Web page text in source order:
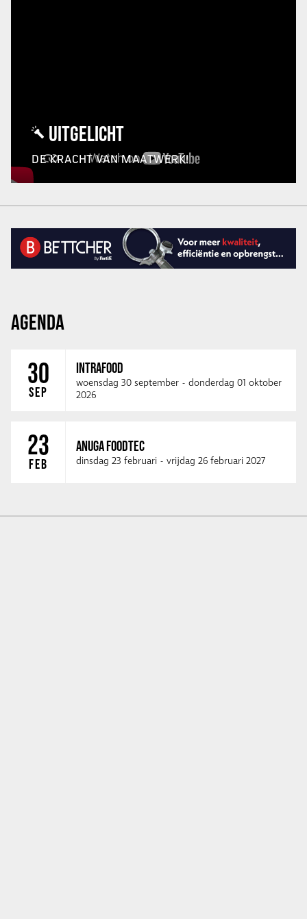
UITGELICHT
DE KRACHT VAN MAATWERK!
AGENDA
30
SEP
INTRAFOOD
woensdag 30 september - donderdag 01 oktober
2026
23
FEB
ANUGA FOODTEC
dinsdag 23 februari - vrijdag 26 februari 2027